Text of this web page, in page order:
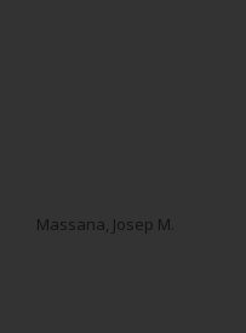
Massana, Josep M.